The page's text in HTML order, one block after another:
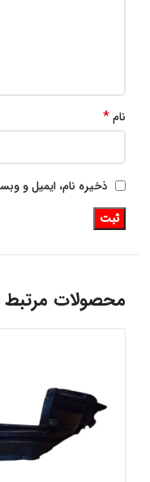
نام*
ذخیره نام، ایمیل و
محصولات مرتبط